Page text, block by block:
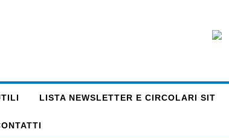
LISTA NEWSLETTER E CIRCOLARI SIT